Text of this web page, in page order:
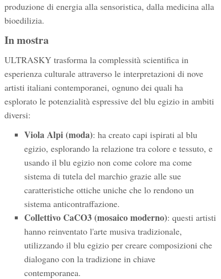
produzione di energia alla sensoristica, dalla medicina alla
bioedilizia.
In mostra
ULTRASKY trasforma la complessità scientifica in
esperienza culturale attraverso le interpretazioni di nove
artisti italiani contemporanei, ognuno dei quali ha
esplorato le potenzialità espressive del blu egizio in ambiti
diversi:
Viola Alpi (moda): ha creato capi ispirati al blu
egizio, esplorando la relazione tra colore e tessuto, e
usando il blu egizio non come colore ma come
sistema di tutela del marchio grazie alle sue
caratteristiche ottiche uniche che lo rendono un
sistema anticontraffazione.
Collettivo CaCO3 (mosaico moderno): questi artisti
hanno reinventato l'arte musiva tradizionale,
utilizzando il blu egizio per creare composizioni che
dialogano con la tradizione in chiave
contemporanea.